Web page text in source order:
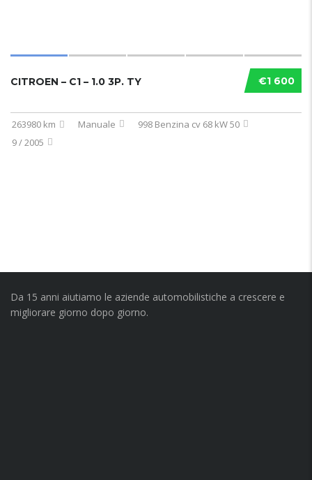
€1 600
CITROEN – C1 – 1.0 3P. TY
263980 km Manuale
998 Benzina cv 68 kW 50
9 / 2005
Da 15 anni aiutiamo le aziende automobilistiche a crescere e
migliorare giorno dopo giorno.